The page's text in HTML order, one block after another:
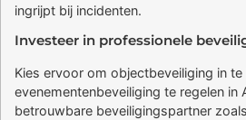
ingrijpt bij incidenten.
Investeer in professionele
Kies ervoor om objectbeveiliging in
evenementenbeveiliging te regelen in
betrouwbare beveiligingspartner zoals